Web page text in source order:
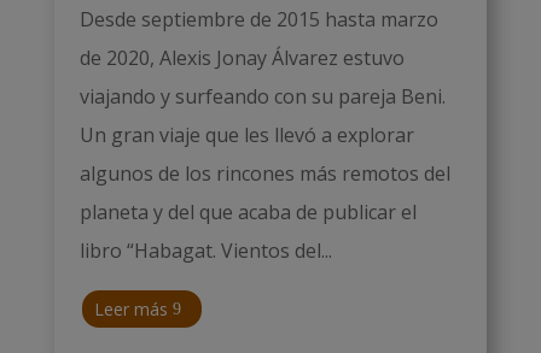
Desde septiembre de 2015 hasta marzo
de 2020, Alexis Jonay Álvarez estuvo
viajando y surfeando con su pareja Beni.
Un gran viaje que les llevó a explorar
algunos de los rincones más remotos del
planeta y del que acaba de publicar el
libro “Habagat. Vientos del...
Leer más